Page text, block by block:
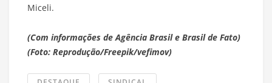
Miceli.
(Com informações de Agência Brasil e Brasil de Fato)
(Foto: Reprodução/Freepik/vefimov)